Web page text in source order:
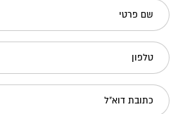
שם פרטי
טלפון
כתובת דוא"ל